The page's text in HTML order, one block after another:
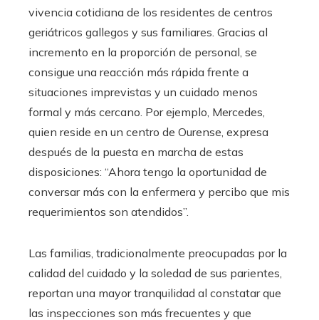
vivencia cotidiana de los residentes de centros
geriátricos gallegos y sus familiares. Gracias al
incremento en la proporción de personal, se
consigue una reacción más rápida frente a
situaciones imprevistas y un cuidado menos
formal y más cercano. Por ejemplo, Mercedes,
quien reside en un centro de Ourense, expresa
después de la puesta en marcha de estas
disposiciones: “Ahora tengo la oportunidad de
conversar más con la enfermera y percibo que mis
requerimientos son atendidos”.
Las familias, tradicionalmente preocupadas por la
calidad del cuidado y la soledad de sus parientes,
reportan una mayor tranquilidad al constatar que
las inspecciones son más frecuentes y que